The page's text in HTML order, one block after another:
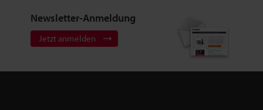
Newsletter-Anmeldung
Jetzt anmelden